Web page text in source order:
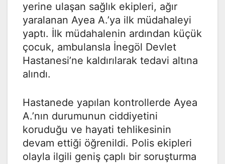
yerine ulaşan sağlık ekipleri, ağır
yaralanan Ayea A.’ya ilk müdahaleyi
yaptı. İlk müdahalenin ardından küçük
çocuk, ambulansla İnegöl Devlet
Hastanesi’ne kaldırılarak tedavi altına
alındı.
Hastanede yapılan kontrollerde Ayea
A.’nın durumunun ciddiyetini
koruduğu ve hayati tehlikesinin
devam ettiği öğrenildi. Polis ekipleri
olayla ilgili geniş çaplı bir soruşturma